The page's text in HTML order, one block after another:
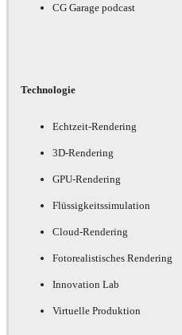
CG Garage podcast
Technologie
Echtzeit-Rendering
3D-Rendering
GPU-Rendering
Flüssigkeitssimulation
Cloud-Rendering
Fotorealistisches Rendering
Innovation Lab
Virtuelle Produktion